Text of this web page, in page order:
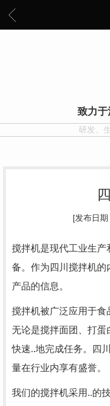
致力于
研发、
[发布日
搅拌机是现代工业生产
备。作为四川搅拌机
产品的信息。
搅拌机被广泛应用于食
无论是搅拌面团、打
快速..地完成任务。四
量在行业内享有盛誉。
我们的搅拌机采用..的